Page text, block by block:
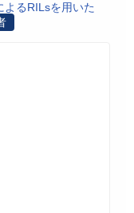
よるRILsを用いた